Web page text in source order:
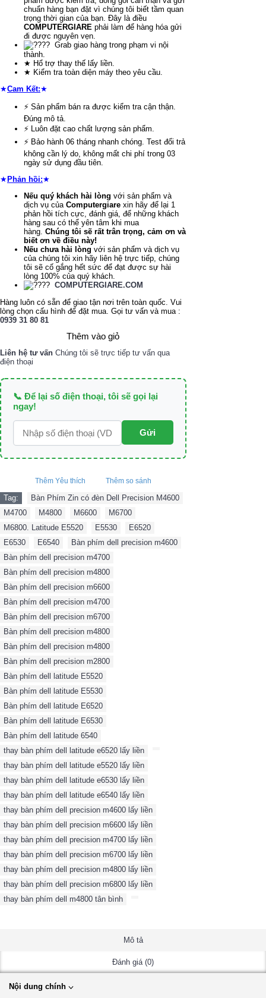
chuẩn hàng bạn đặt vì chúng tôi biết tầm quan
trọng thời gian của bạn. Đây là điều
COMPUTERGIARE phải làm để hàng hóa gửi
đi được nguyên vẹn.
Grab giao hàng trong phạm vi nội
thành.
★ Hổ trợ thay thế lấy liền.
★ Kiểm tra toàn diện máy theo yêu cầu.
★Cam Kết:★
⚡ Sản phẩm bán ra được kiểm tra cận thận.
Đúng mô tả.
⚡ Luôn đặt cao chất lượng sản phẩm.
⚡ Bảo hành 06 tháng nhanh chóng. Test đổi trả
không cần lý do, không mất chi phí trong 03
ngày sử dụng đầu tiên.
★ Phản hồi:★
Nếu quý khách hài lòng với sản phẩm và
dịch vụ của Computergiare xin hãy để lại 1
phản hồi tích cực, đánh giá, để những khách
hàng sau có thể yên tâm khi mua
hàng. Chúng tôi sẽ rất trân trọng, cảm ơn và
biết ơn về điều này!
Nếu chưa hài lòng với sản phẩm và dịch vụ
của chúng tôi xin hãy liên hệ trực tiếp, chúng
tôi sẽ cố gắng hết sức để đạt được sự hài
lòng 100% của quý khách.
COMPUTERGIARE.COM
Hàng luôn có sẵn để giao tận nơi trên toàn quốc. Vui
lòng chọn cấu hình để đặt mua. Gọi tư vấn và mua :
0939 31 80 81
Thêm vào giỏ
Liên hệ tư vấn Chúng tôi sẽ trực tiếp tư vấn qua
điện thoại
📞 Để lại số điện thoại, tôi sẽ gọi lại
ngay!
Gửi
Thêm Yêu thích Thêm so sánh
Tag: Bàn Phím Zin có đèn Dell Precision M4600
M4700
M4800 M6600 M6700
M6800. Latitude E5520
E5530 E6520
E6530
E6540 Bàn phím dell precision m4600
Bàn phím dell precision m4700
Bàn phím dell precision m4800
Bàn phím dell precision m6600
Bàn phím dell precision m4700
Bàn phím dell precision m6700
Bàn phím dell precision m4800
Bàn phím dell precision m4800
Bàn phím dell precision m2800
Bàn phím dell latitude E5520
Bàn phím dell latitude E5530
Bàn phím dell latitude E6520
Bàn phím dell latitude E6530
Bàn phím dell latitude 6540
thay bàn phím dell latitude e6520 lấy liền
thay bàn phím dell latitude e5520 lấy liền
thay bàn phím dell latitude e6530 lấy liền
thay bàn phím dell latitude e6540 lấy liền
thay bàn phím dell precision m4600 lấy liền
thay bàn phím dell precision m6600 lấy liền
thay bàn phím dell precision m4700 lấy liền
thay bàn phím dell precision m6700 lấy liền
thay bàn phím dell precision m4800 lấy liền
thay bàn phím dell precision m6800 lấy liền
thay bàn phím dell m4800 tân bình
Mô tả
Đánh giá (0)
Nội dung chính